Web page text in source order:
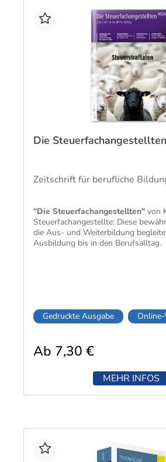
Die Steuerfachangestellten
Zeitschrift für berufliche
"Die Steuerfachangestellten" von
Steuerfachangestellte: Diese
die Aus- und Weiterbildung
Ausbildung bis in den Berufsalltag.
Gedruckte Ausgabe
Ab 7,30 €
MEHR INFOS